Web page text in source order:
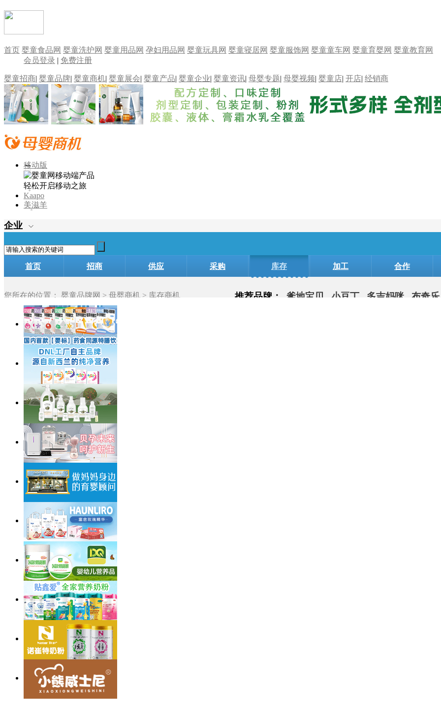
首页 婴童食品网 婴童洗护网 婴童用品网 孕妇用品网 婴童玩具网 婴童寝居网 婴童服饰网 婴童童车网 婴童育婴网 婴童教育网
会员登录 | 免费注册
婴童招商| 婴童品牌| 婴童商机| 婴童展会| 婴童产品| 婴童企业| 婴童资讯| 母婴专题| 母婴视频| 婴童店| 开店| 经销商
移动版
轻松开启移动之旅
Kaapo
美滋羊
企业
首页 招商 供应 采购 库存 加工 合作
您所在的位置： 婴童品牌网 > 母婴商机 > 库存商机 推荐品牌： 爹地宝贝 小豆丁 多吉妈咪 布奇